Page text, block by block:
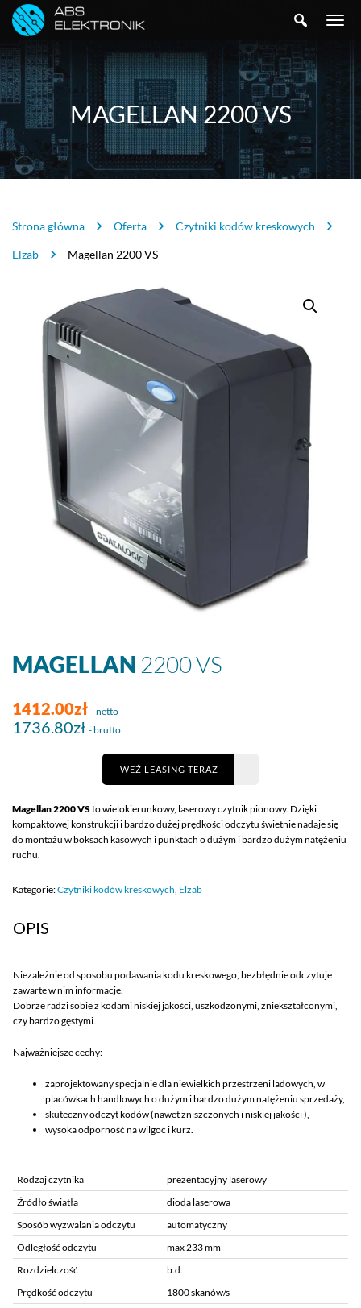
SZUKAJTOGGLE
MAGELLAN 2200 VS
Strona główna Oferta Czytniki kodów kreskowych
Elzab Magellan 2200 VS
MAGELLAN 2200 VS
1412.00zł - netto
1736.80zł - brutto
WEŹ LEASING TERAZ
Magellan 2200 VSto wielokierunkowy, laserowy czytnik pionowy. Dzięki
kompaktowej konstrukcji i bardzo dużej prędkości odczytu świetnie nadaje się
do montażu w boksach kasowych i punktach o dużym i bardzo dużym natężeniu
ruchu.
Kategorie:Czytniki kodów kreskowych Elzab
OPIS
Niezależnie od sposobu podawania kodu kreskowego, bezbłędnie odczytuje
zawarte w nim informacje.
Dobrze radzi sobie z kodami niskiej jakości, uszkodzonymi, zniekształconymi,
czy bardzo gęstymi.
Najważniejsze cechy:
zaprojektowany specjalnie dla niewielkich przestrzeni ladowych, w
placówkach handlowych o dużym i bardzo dużym natężeniu sprzedaży,
skuteczny odczyt kodów (nawet zniszczonych i niskiej jakości ),
wysoka odporność na wilgoć i kurz.
Rodzaj czytnika
prezentacyjny laserowy
Źródło światła
dioda laserowa
Sposób wyzwalania odczytu
automatyczny
Odległość odczytu
max 233 mm
Rozdzielczość
b.d.
Prędkość odczytu
1800 skanów/s